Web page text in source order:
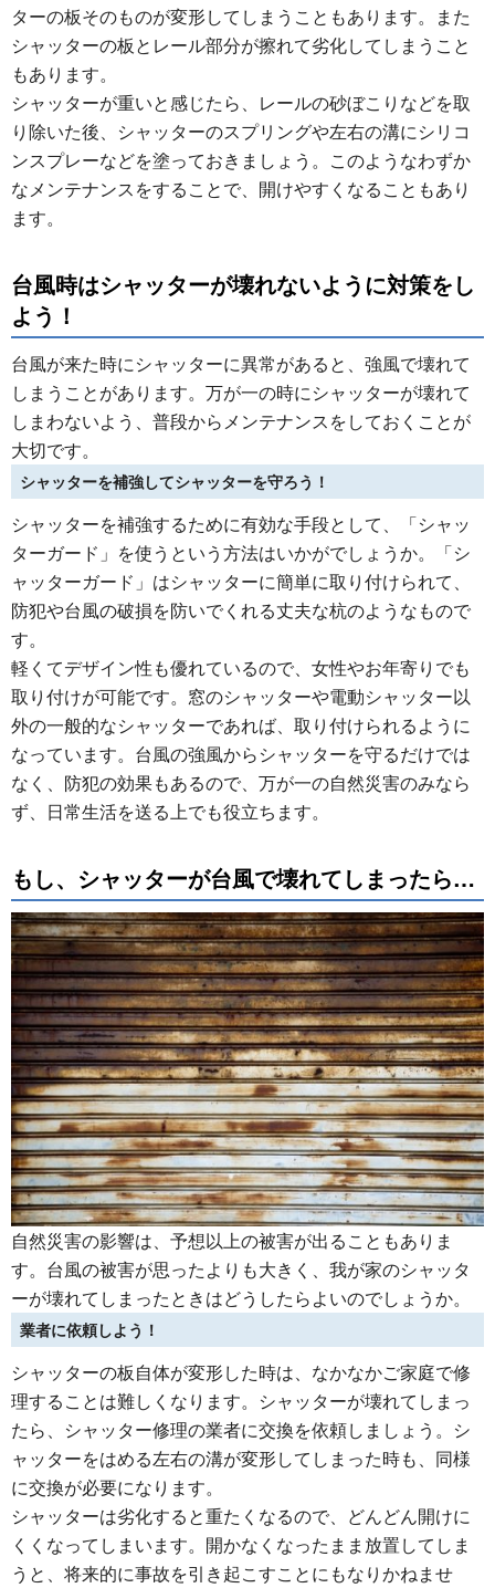
ターの板そのものが変形してしまうこともあります。また
シャッターの板とレール部分が擦れて劣化してしまうこと
もあります。
シャッターが重いと感じたら、レールの砂ぼこりなどを取
り除いた後、シャッターのスプリングや左右の溝にシリコ
ンスプレーなどを塗っておきましょう。このようなわずか
なメンテナンスをすることで、開けやすくなることもあり
ます。
台風時はシャッターが壊れないように対策をし
よう！
台風が来た時にシャッターに異常があると、強風で壊れて
しまうことがあります。万が一の時にシャッターが壊れて
しまわないよう、普段からメンテナンスをしておくことが
大切です。
シャッターを補強してシャッターを守ろう！
シャッターを補強するために有効な手段として、「シャッ
ターガード」を使うという方法はいかがでしょうか。「シ
ャッターガード」はシャッターに簡単に取り付けられて、
防犯や台風の破損を防いでくれる丈夫な杭のようなもので
す。
軽くてデザイン性も優れているので、女性やお年寄りでも
取り付けが可能です。窓のシャッターや電動シャッター以
外の一般的なシャッターであれば、取り付けられるように
なっています。台風の強風からシャッターを守るだけでは
なく、防犯の効果もあるので、万が一の自然災害のみなら
ず、日常生活を送る上でも役立ちます。
もし、シャッターが台風で壊れてしまったら…
自然災害の影響は、予想以上の被害が出ることもありま
す。台風の被害が思ったよりも大きく、我が家のシャッタ
ーが壊れてしまったときはどうしたらよいのでしょうか。
業者に依頼しよう！
シャッターの板自体が変形した時は、なかなかご家庭で修
理することは難しくなります。シャッターが壊れてしまっ
たら、シャッター修理の業者に交換を依頼しましょう。シ
ャッターをはめる左右の溝が変形してしまった時も、同様
に交換が必要になります。
シャッターは劣化すると重たくなるので、どんどん開けに
くくなってしまいます。開かなくなったまま放置してしま
うと、将来的に事故を引き起こすことにもなりかねませ